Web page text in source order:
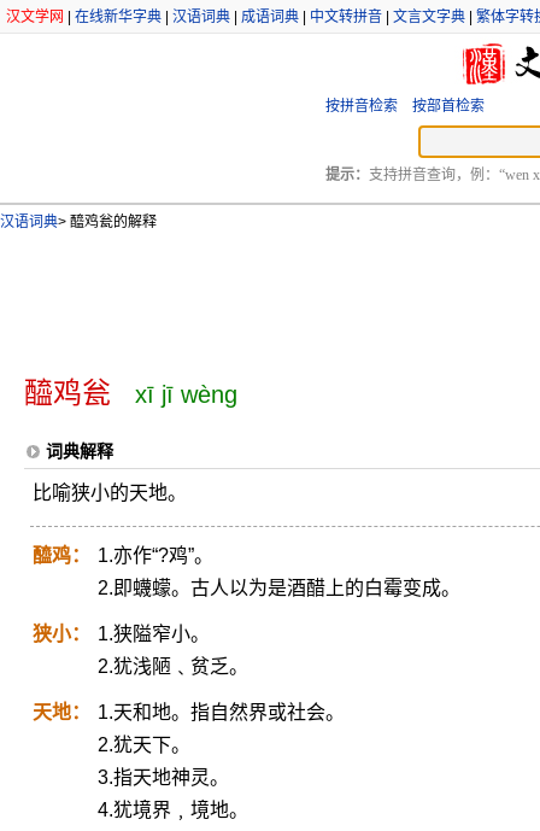
汉文学网 在线新华字典 汉语词典 成语词典 中文转拼音 文言文字典 繁体字转
按拼音检索 按部首检索
提示： 支持拼音查询，例：“wen
汉语词典> 醯鸡瓮的解释
醯鸡瓮 xī jī wèng
词典解释
比喻狭小的天地。
醯鸡：
1.亦作“?鸡”。
2.即蠛蠓。古人以为是酒醋上的白霉变成。
狭小：
1.狭隘窄小。
2.犹浅陋﹑贫乏。
天地：
1.天和地。指自然界或社会。
2.犹天下。
3.指天地神灵。
4.犹境界﹐境地。